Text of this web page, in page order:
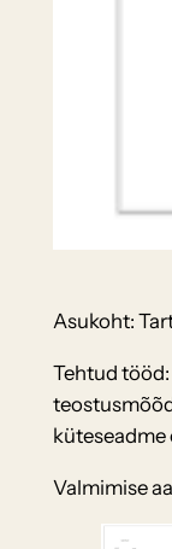
Asukoht:
Tehtud
küteseadme
Valmimise